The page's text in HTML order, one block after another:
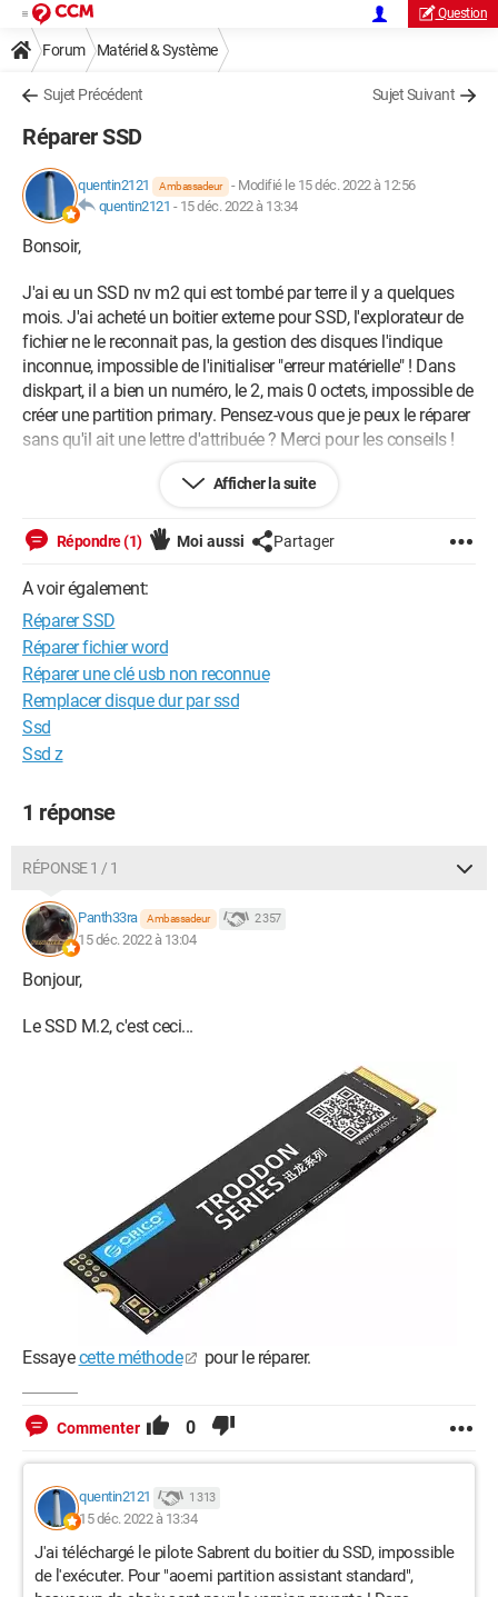
Question
Forum Matériel & Système
Sujet Précédent Sujet Suivant
Réparer SSD
quentin2121 Ambassadeur - Modifié le 15 déc. 2022 à 12:56
quentin2121 - 15 déc. 2022 à 13:34
Bonsoir,
J'ai eu un SSD nv m2 qui est tombé par terre il y a quelques
mois. J'ai acheté un boitier externe pour SSD, l'explorateur de
fichier ne le reconnait pas, la gestion des disques l'indique
inconnue, impossible de l'initialiser "erreur matérielle" ! Dans
diskpart, il a bien un numéro, le 2, mais 0 octets, impossible de
créer une partition primary. Pensez-vous que je peux le réparer
sans qu'il ait une lettre d'attribuée ? Merci pour les conseils !
Afficher la suite
Répondre (1) Moi aussi Partager
A voir également:
Réparer SSD
Réparer fichier word
Réparer une clé usb non reconnue
Remplacer disque dur par ssd
Ssd
Ssd z
1 réponse
RÉPONSE 1 / 1
Panth33ra Ambassadeur 2 357
15 déc. 2022 à 13:04
Bonjour,
Le SSD M.2, c'est ceci...
Essayecette méthode pour le réparer.
Commenter 0
quentin2121 1 313
15 déc. 2022 à 13:34
J'ai téléchargé le pilote Sabrent du boitier du SSD, impossible
de l'exécuter. Pour "aoemi partition assistant standard",